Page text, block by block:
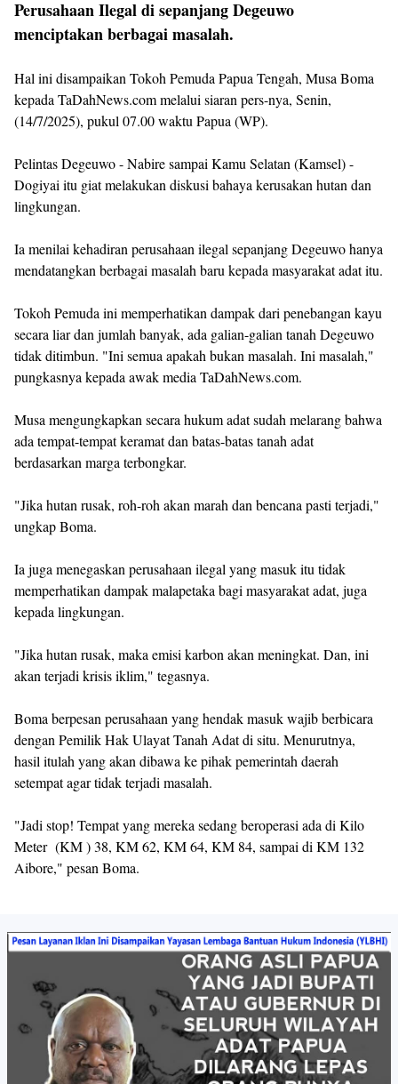
Perusahaan Ilegal di sepanjang Degeuwo
menciptakan berbagai masalah.
Hal ini disampaikan Tokoh Pemuda Papua Tengah, Musa Boma
kepada TaDahNews.com melalui siaran pers-nya, Senin,
(14/7/2025), pukul 07.00 waktu Papua (WP).
Pelintas Degeuwo - Nabire sampai Kamu Selatan (Kamsel) -
Dogiyai itu giat melakukan diskusi bahaya kerusakan hutan dan
lingkungan.
Ia menilai kehadiran perusahaan ilegal sepanjang Degeuwo hanya
mendatangkan berbagai masalah baru kepada masyarakat adat itu.
Tokoh Pemuda ini memperhatikan dampak dari penebangan kayu
secara liar dan jumlah banyak, ada galian-galian tanah Degeuwo
tidak ditimbun. "Ini semua apakah bukan masalah. Ini masalah,"
pungkasnya kepada awak media TaDahNews.com.
Musa mengungkapkan secara hukum adat sudah melarang bahwa
ada tempat-tempat keramat dan batas-batas tanah adat
berdasarkan marga terbongkar.
"Jika hutan rusak, roh-roh akan marah dan bencana pasti terjadi,"
ungkap Boma.
Ia juga menegaskan perusahaan ilegal yang masuk itu tidak
memperhatikan dampak malapetaka bagi masyarakat adat, juga
kepada lingkungan.
"Jika hutan rusak, maka emisi karbon akan meningkat. Dan, ini
akan terjadi krisis iklim," tegasnya.
Boma berpesan perusahaan yang hendak masuk wajib berbicara
dengan Pemilik Hak Ulayat Tanah Adat di situ. Menurutnya,
hasil itulah yang akan dibawa ke pihak pemerintah daerah
setempat agar tidak terjadi masalah.
"Jadi stop! Tempat yang mereka sedang beroperasi ada di Kilo
Meter (KM ) 38, KM 62, KM 64, KM 84, sampai di KM 132
Aibore," pesan Boma.